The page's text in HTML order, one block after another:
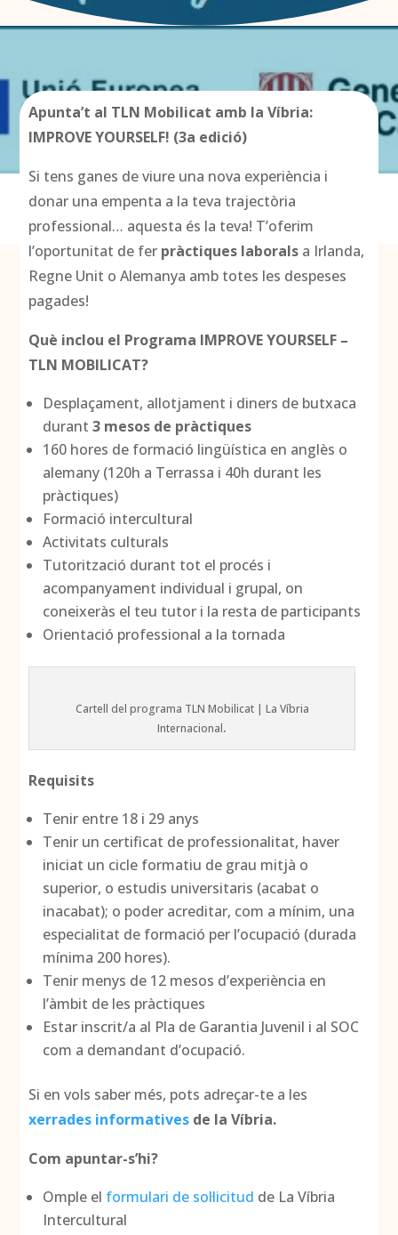
Apunta’t al TLN Mobilicat amb la Víbria:
IMPROVE YOURSELF! (3a edició)
Si tens ganes de viure una nova experiència i
donar una empenta a la teva trajectòria
professional… aquesta és la teva! T’oferim
l’oportunitat de fer pràctiques laborals a Irlanda,
Regne Unit o Alemanya amb totes les despeses
pagades!
Què inclou el Programa IMPROVE YOURSELF –
TLN MOBILICAT?
Desplaçament, allotjament i diners de butxaca
durant3 mesos de pràctiques
160 hores de formació lingüística en anglès o
alemany (120h a Terrassa i 40h durant les
pràctiques)
Formació intercultural
Activitats culturals
Tutorització durant tot el procés i
acompanyament individual i grupal, on
coneixeràs el teu tutor i la resta de participants
Orientació professional a la tornada
Cartell del programa TLN Mobilicat | La Víbria
Internacional.
Requisits
Tenir entre 18 i 29 anys
Tenir un certificat de professionalitat, haver
iniciat un cicle formatiu de grau mitjà o
superior, o estudis universitaris (acabat o
inacabat); o poder acreditar, com a mínim, una
especialitat de formació per l’ocupació (durada
mínima 200 hores).
Tenir menys de 12 mesos d’experiència en
l’àmbit de les pràctiques
Estar inscrit/a al Pla de Garantia Juvenil i al SOC
com a demandant d’ocupació.
Si en vols saber més, pots adreçar-te a les
xerrades informatives de la Víbria.
Com apuntar-s’hi?
Omple el formulari de sol·licitud de La Víbria
Intercultural